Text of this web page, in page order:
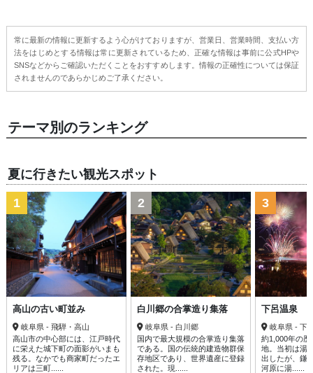
常に最新の情報に更新するよう心がけておりますが、営業日、営業時間、支払い方
法をはじめとする情報は常に更新されているため、正確な情報は事前に公式HPや
SNSなどからご確認いただくことをおすすめします。情報の正確性については保証
されませんのであらかじめご了承ください。
テーマ別のランキング
夏に行きたい観光スポット
1
高山の古い町並み
岐阜県 - 飛騨・高山
高山市の中心部には、江戸時代
に栄えた城下町の面影がいまも
残る。なかでも商家町だったエ
リアは三町......
2
白川郷の合掌造り集落
岐阜県 - 白川郷
国内で最大規模の合掌造り集落
である。国の伝統的建造物群保
存地区であり、世界遺産に登録
された。現......
3
下呂温泉
岐阜県 - 下
約1,000年の
地。当初は湯
出したが、鎌
河原に湯......